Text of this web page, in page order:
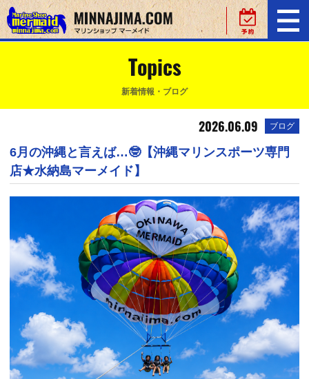
Topics
新着情報・ブログ
2026.06.09 ブログ
6月の沖縄と言えば…🤓【沖縄マリンスポーツ専門
店★水納島マーメイド】